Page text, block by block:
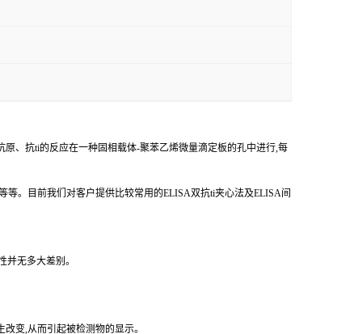
原、 抗ti的反应在一种固相载体-聚苯乙烯微量滴定板的孔中进行,每
等。目前我们对客户提供比较常用的ELISA双抗ti夹心法及ELISA间
无多大差别。
变,从而引起被检测物的显示。